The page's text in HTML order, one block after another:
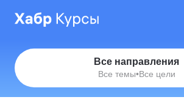
Все направления
Все темы•Все цели